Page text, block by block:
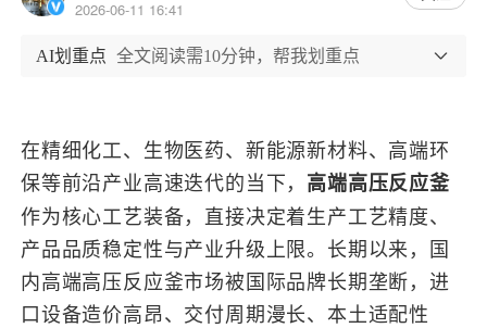
2026-06-11 16:41
AI划重点 全文阅读需10分钟，帮我划重点
在精细化工、生物医药、新能源新材料、高端环
保等前沿产业高速迭代的当下， 高端高压反应釜
作为核心工艺装备，直接决定着生产工艺精度、
产品品质稳定性与产业升级上限。长期以来，国
内高端高压反应釜市场被国际品牌长期垄断，进
口设备造价高昂、交付周期漫长、本土适配性